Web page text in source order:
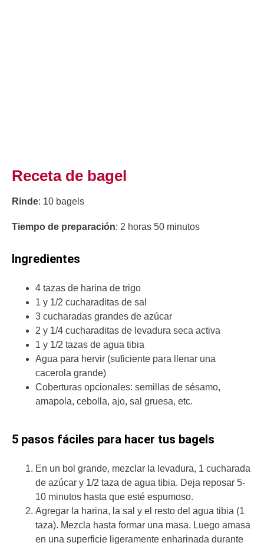
Receta de bagel
Rinde: 10 bagels
Tiempo de preparación: 2 horas 50 minutos
Ingredientes
4 tazas de harina de trigo
1 y 1/2 cucharaditas de sal
3 cucharadas grandes de azúcar
2 y 1/4 cucharaditas de levadura seca activa
1 y 1/2 tazas de agua tibia
Agua para hervir (suficiente para llenar una
cacerola grande)
Coberturas opcionales: semillas de sésamo,
amapola, cebolla, ajo, sal gruesa, etc.
5 pasos fáciles para hacer tus bagels
En un bol grande, mezclar la levadura, 1 cucharada
de azúcar y 1/2 taza de agua tibia. Deja reposar 5-
10 minutos hasta que esté espumoso.
Agregar la harina, la sal y el resto del agua tibia (1
taza). Mezcla hasta formar una masa. Luego amasa
en una superficie ligeramente enharinada durante